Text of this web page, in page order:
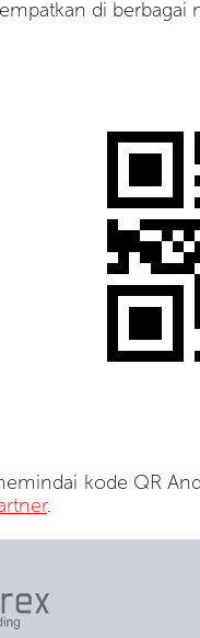
di berbagai
kode QR
.